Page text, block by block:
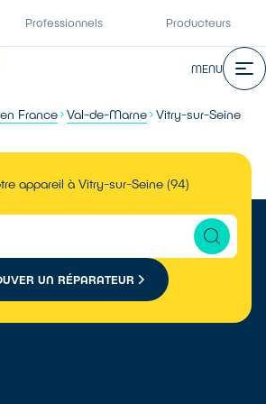
Professionnels Producteurs
MENU
France Val-de-Marne Vitry-sur-Seine
appareil à Vitry-sur-Seine (94)
UN RÉPARATEUR